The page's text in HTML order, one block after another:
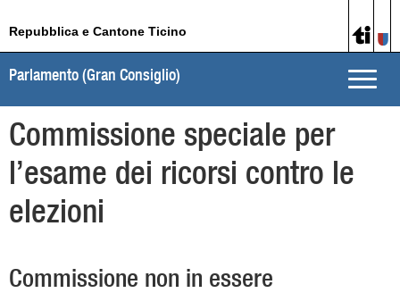
Repubblica e Cantone Ticino
Toggle
Parlamento (Gran Consiglio)
Commissione speciale per
l’esame dei ricorsi contro le
elezioni
Commissione non in essere